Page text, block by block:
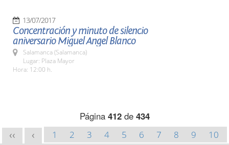
13/07/2017
Concentración y minuto de silencio
aniversario Miguel Angel Blanco
Salamanca (Salamanca)
Lugar: Plaza Mayor
Hora: 12:00 h.
Página 412de 434
<< < 1 2 3 4 5 6 7 8 9
10